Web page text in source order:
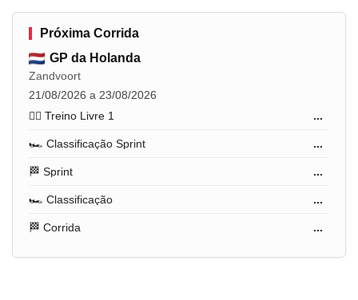
Próxima Corrida
GP da Holanda
Zandvoort
21/08/2026 a 23/08/2026
🏋️‍♂️ Treino Livre 1
...
🏎️ Classificação Sprint ...
🏁 Sprint ...
🏎️ Classificação ...
🏁 Corrida ...